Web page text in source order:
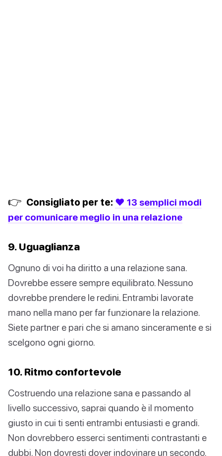
👉 Consigliato per te: ❤️ 13 semplici modi
per comunicare meglio in una relazione
9. Uguaglianza
Ognuno di voi ha diritto a una relazione sana.
Dovrebbe essere sempre equilibrato. Nessuno
dovrebbe prendere le redini. Entrambi lavorate
mano nella mano per far funzionare la relazione.
Siete partner e pari che si amano sinceramente e si
scelgono ogni giorno.
10. Ritmo confortevole
Costruendo una relazione sana e passando al
livello successivo, saprai quando è il momento
giusto in cui ti senti entrambi entusiasti e grandi.
Non dovrebbero esserci sentimenti contrastanti e
dubbi. Non dovresti dover indovinare un secondo.